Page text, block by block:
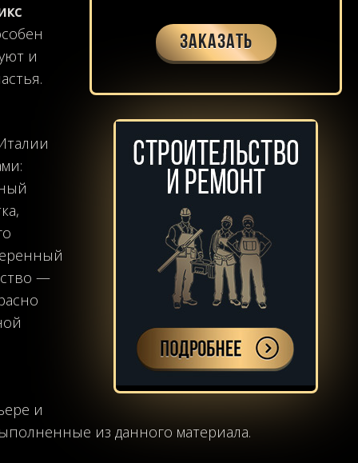
Заказать
и
—
и
из данного материала.